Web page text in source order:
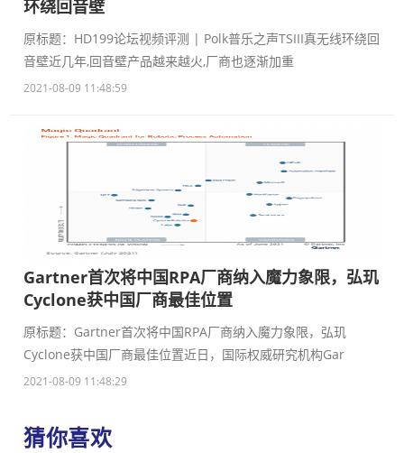
环绕回音壁
原标题：HD199论坛视频评测 | Polk普乐之声TSIII真无线环绕回
音壁近几年,回音壁产品越来越火,厂商也逐渐加重
2021-08-09 11:48:59
Gartner首次将中国RPA厂商纳入魔力象限，弘玑
Cyclone获中国厂商最佳位置
原标题：Gartner首次将中国RPA厂商纳入魔力象限，弘玑
Cyclone获中国厂商最佳位置近日，国际权威研究机构Gar
2021-08-09 11:48:29
猜你喜欢